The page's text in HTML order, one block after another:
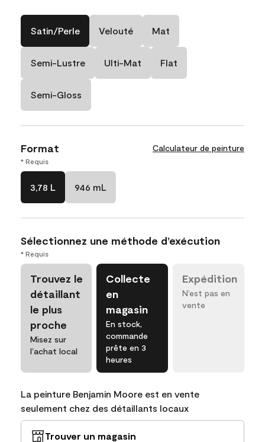
Satin/Perle Velouté Mat
Semi-Lustre Ulti-Mat Flat
Semi-Gloss
Format Calculateur de peinture
* Requis
3,78 L 946 mL
Sélectionnez une méthode d’exécution
* Requis
Trouvez le
détaillant
le plus
proche
Misez sur
l’achat local
Collecte
en
magasin
En stock,
commande
prête en 3
heures
Expédition
N’est pas en
vente
La peinture Benjamin Moore est en vente
seulement chez des détaillants locaux
Trouver un magasin